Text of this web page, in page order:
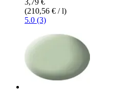
(210,56 € / l)
5.0 (3)